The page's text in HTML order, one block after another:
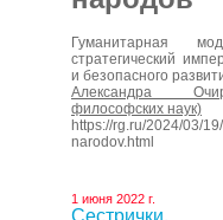
Гуманитарная
стратегический
и безопасного
Александра
философских наук)
https://rg.ru/2024/03/
narodov.html
1 июня 2022 г.
Сестрички.